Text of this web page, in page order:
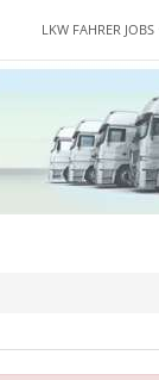
LKW FAHRER JOBS